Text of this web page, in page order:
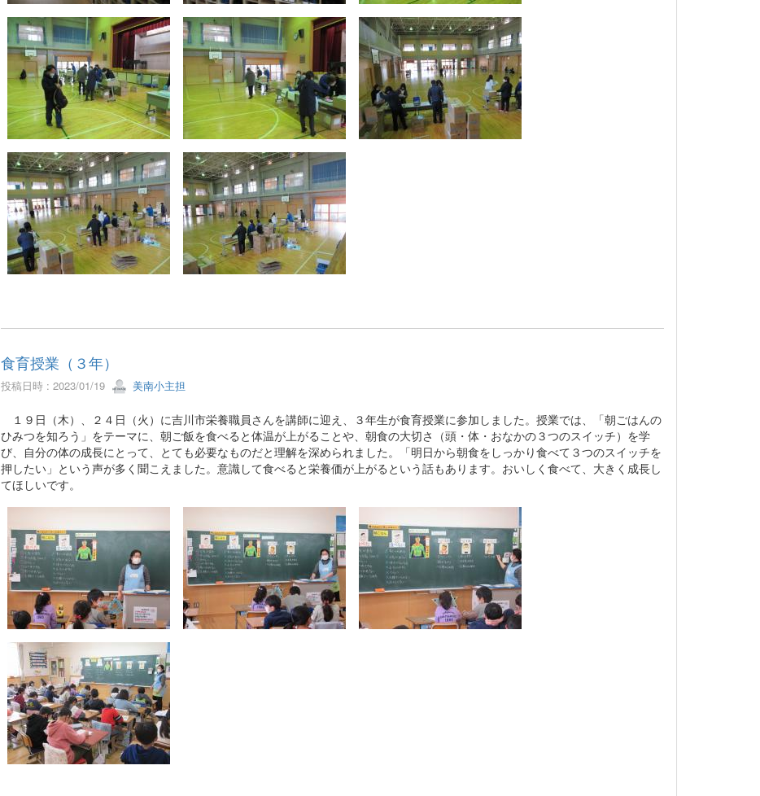
食育授業（３年）
投稿日時 : 2023/01/19 美南小主担
１９日（木）、２４日（火）に吉川市栄養職員さんを講師に迎え、３年生が食育授業に参加しました。授業では、「朝ごはんの
ひみつを知ろう」をテーマに、朝ご飯を食べると体温が上がることや、朝食の大切さ（頭・体・おなかの３つのスイッチ）を学
び、自分の体の成長にとって、とても必要なものだと理解を深められました。「明日から朝食をしっかり食べて３つのスイッチを
押したい」という声が多く聞こえました。意識して食べると栄養価が上がるという話もあります。おいしく食べて、大きく成長し
てほしいです。